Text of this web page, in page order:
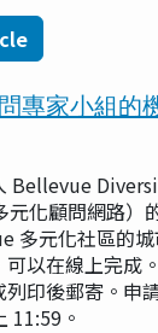
專家小組的
Bellevue
化顧問網路）
多元化社區的
以在線上完成
印後郵寄。申
11:59。